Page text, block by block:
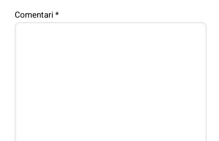
Comentari *